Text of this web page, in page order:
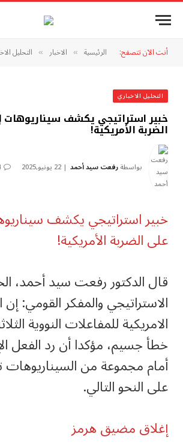
أنت الآن تتصفح: الرئيسية » الاخبار » التحليل
التحليل الاخباري
خبير استراتيجي يكشف سيناريوهات
الضربة الأمريكية!
بواسطةرفعت سيد أحمد 22 يونيو,2025
خبير استراتيجي يكشف
على الضربة الأمريكية!
قال الدكتور رفعت سيد أحمد،
الاستراتيجي والمفكر القومي:
الامريكية للمفاعلات النووية
خطأ جسيم، مؤكدا أن رد الفعل
أمام مجموعة من
على النحو التالي.
إغلاق مضيق هرمز